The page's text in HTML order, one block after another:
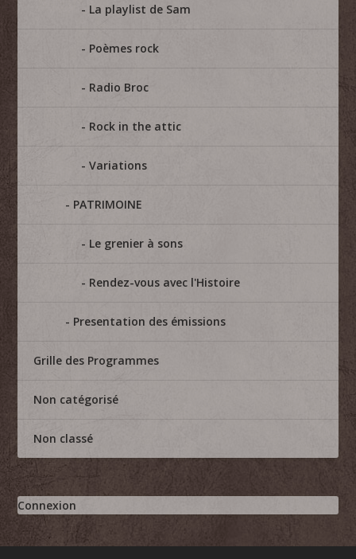
La playlist de Sam
Poèmes rock
Radio Broc
Rock in the attic
Variations
PATRIMOINE
Le grenier à sons
Rendez-vous avec l'Histoire
Presentation des émissions
Grille des Programmes
Non catégorisé
Non classé
Connexion